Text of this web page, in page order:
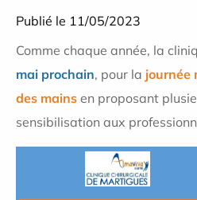
Publié le 11/05/2023
Comme chaque année, la
mai prochain, pour la journée
des mains en proposant
sensibilisation aux